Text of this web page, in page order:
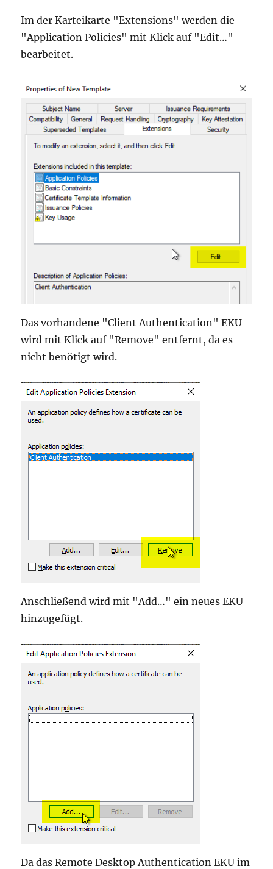
Im der Karteikarte "Extensions" werden die
"Application Policies" mit Klick auf "Edit…"
bearbeitet.
Das vorhandene "Client Authentication" EKU
wird mit Klick auf "Remove" entfernt, da es
nicht benötigt wird.
Anschließend wird mit "Add…" ein neues EKU
hinzugefügt.
Da das Remote Desktop Authentication EKU im